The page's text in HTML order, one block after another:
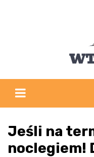
Jeśli na
noclegiem!